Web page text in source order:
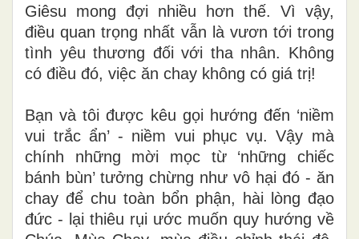
Giêsu mong đợi nhiều hơn thế. Vì vậy,
điều quan trọng nhất vẫn là vươn tới trong
tình yêu thương đối với tha nhân. Không
có điều đó, việc ăn chay không có giá trị!
Bạn và tôi được kêu gọi hướng đến ‘niềm
vui trắc ẩn’ - niềm vui phục vụ. Vậy mà
chính những mời mọc từ ‘những chiếc
bánh bùn’ tưởng chừng như vô hại đó - ăn
chay để chu toàn bổn phận, hài lòng đạo
đức - lại thiêu rụi ước muốn quy hướng về